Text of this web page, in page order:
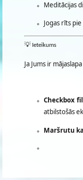
Meditācijas
Jogas rīts
💡 Ieteikums
Ja Jums ir
Checkbox
atbilstošās
Maršrutu